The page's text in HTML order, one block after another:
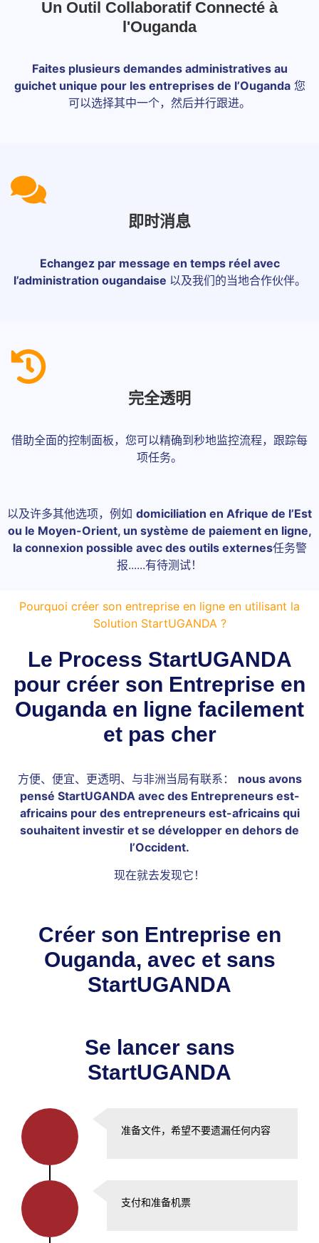
Un Outil Collaboratif Connecté à
l'Ouganda
Faites plusieurs demandes administratives au
guichet unique pour les entreprises de l’Ouganda您
可以选择其中一个，然后并行跟进。
即时消息
Echangez par message en temps réel avec
l’administration ougandaise 以及我们的当地合作伙伴。
完全透明
借助全面的控制面板，您可以精确到秒地监控流程，跟踪每
项任务。
以及许多其他选项，例如 domiciliation en Afrique de l’Est
ou le Moyen-Orient, un système de paiement en ligne,
la connexion possible avec des outils externes任务警
报......有待测试！
Pourquoi créer son entreprise en ligne en utilisant la
Solution StartUGANDA ?
Le Process StartUGANDA
pour créer son Entreprise en
Ouganda en ligne facilement
et pas cher
方便、便宜、更透明、与非洲当局有联系： nous avons
pensé StartUGANDA avec des Entrepreneurs est-
africains pour des entrepreneurs est-africains qui
souhaitent investir et se développer en dehors de
l’Occident.
现在就去发现它！
Créer son Entreprise en
Ouganda, avec et sans
StartUGANDA
Se lancer sans
StartUGANDA
准备文件，希望不要遗漏任何内容
支付和准备机票